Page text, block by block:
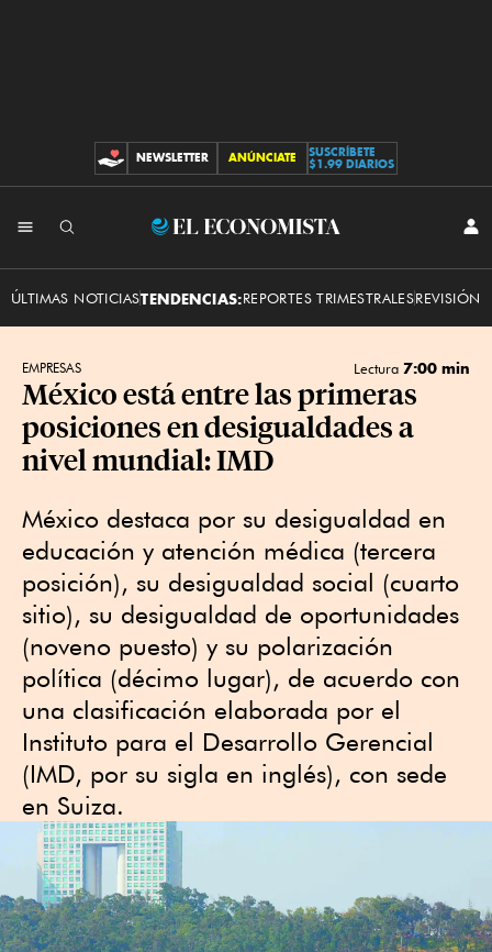
CONTRIBUCIONES
NEWSLETTER ANÚNCIATE
SUSCRÍBETE
$1.99 DIARIOS
El
ÚLTIMAS NOTICIASTENDENCIAS:REPORTES TRIMESTRALESREVISIÓN
EMPRESAS Lectura 7:00 min
México está entre las primeras
posiciones en desigualdades a
nivel mundial: IMD
México destaca por su desigualdad en
educación y atención médica (tercera
posición), su desigualdad social (cuarto
sitio), su desigualdad de oportunidades
(noveno puesto) y su polarización
política (décimo lugar), de acuerdo con
una clasificación elaborada por el
Instituto para el Desarrollo Gerencial
(IMD, por su sigla en inglés), con sede
en Suiza.